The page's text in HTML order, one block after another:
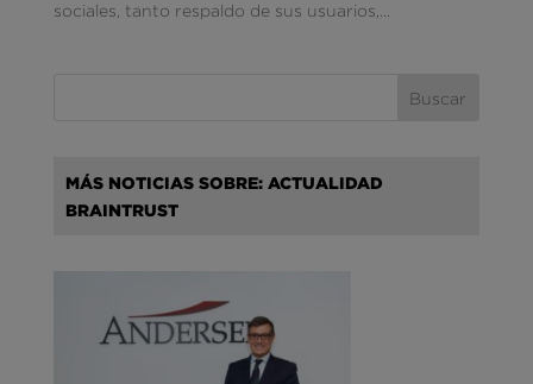
sociales, tanto respaldo de sus usuarios,...
MÁS NOTICIAS SOBRE: ACTUALIDAD
BRAINTRUST